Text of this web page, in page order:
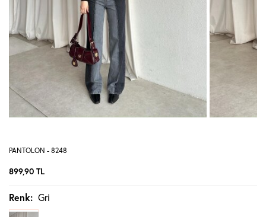
PANTOLON - 8248
899,90 TL
Renk: Gri